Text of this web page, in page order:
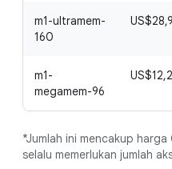
m1-ultramem-
160
m1-
megamem-96
*Jumlah ini mencakup
selalu memerlukan jumlah